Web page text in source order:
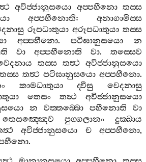
අවිජ‍්ජානුසයො අප‍්පහීනො තස‍්ස
අප‍්පහීනොති:අනාගාමිස‍්ස
රූපධාතුයා අරූපධාතුයා තස‍්ස
අප‍්පහීනො. පටිඝානුසයො
න
වා අප‍්පහීනොති වා. තස‍්සෙව
තස‍්ස තත්‍ථ අවිජ‍්ජානුසයො
තස‍්ස තත්‍ථ පටිඝානුසයො අප‍්පහීනො.
කාමධාතුයා ද‍්වීසු
වෙදනාසු
තෙසං තත්‍ථ
අවිජ‍්ජානුසයො
න වත‍්තබ‍්බො පහීනොති
වා
තෙසඤ‍්ඤෙව පුග‍්ගලානං
දුක‍්ඛාය
අවිජ‍්ජානුසයො ච අප‍්පහීනො,
.